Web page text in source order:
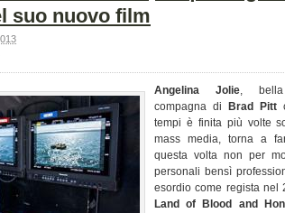
suo nuovo film
Angelina Jolie,
compagna di
Brad Pitt
tempi è finita più volte
mass media, torna a
questa volta non per
personali bensì
esordio come regista nel
Land of Blood and